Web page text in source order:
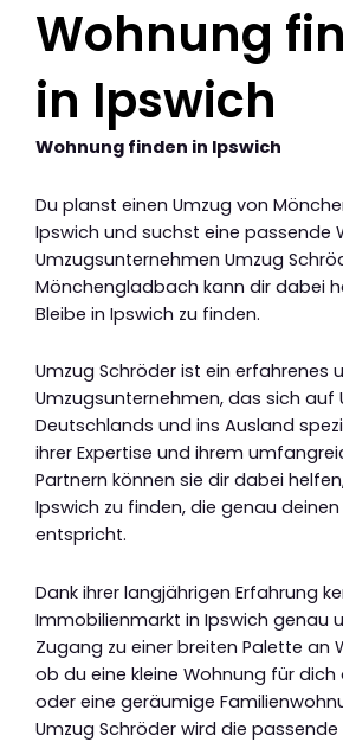
Wohnung
in Ipswich
Wohnung finden in Ipswich
Du planst einen Umzug von
Ipswich und suchst eine passende
Umzugsunternehmen Umzug
Mönchengladbach kann dir dabei
Bleibe in Ipswich zu finden.
Umzug Schröder ist ein erfahrenes
Umzugsunternehmen, das sich auf
Deutschlands und ins Ausland
ihrer Expertise und ihrem
Partnern können sie dir dabei
Ipswich zu finden, die genau
entspricht.
Dank ihrer langjährigen Erfahrung
Immobilienmarkt in Ipswich genau
Zugang zu einer breiten Palette an
ob du eine kleine Wohnung für dich
oder eine geräumige
Umzug Schröder wird die